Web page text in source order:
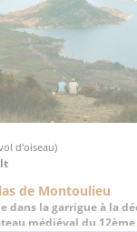
d'oiseau)
de Montoulieu
dans la garrigue à la
médiéval du